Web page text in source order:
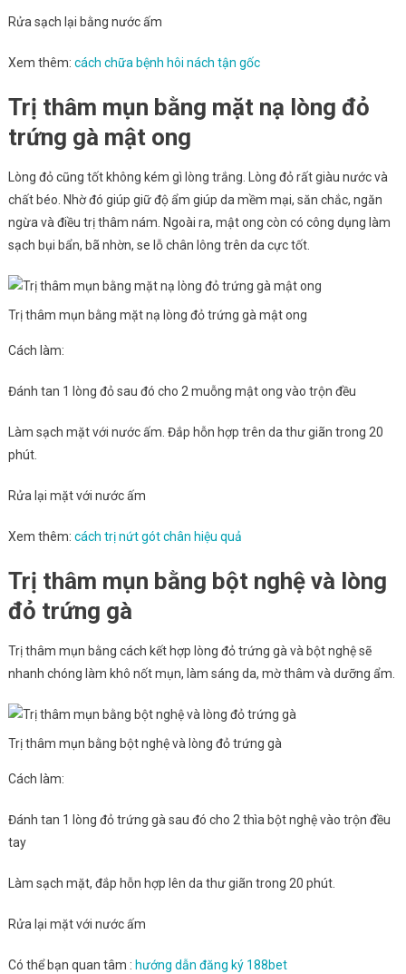
Rửa sạch lại bằng nước ấm
Xem thêm: cách chữa bệnh hôi nách tận gốc
Trị thâm mụn bằng mặt nạ lòng đỏ
trứng gà mật ong
Lòng đỏ cũng tốt không kém gì lòng trắng. Lòng đỏ rất giàu nước và
chất béo. Nhờ đó giúp giữ độ ẩm giúp da mềm mại, săn chắc, ngăn
ngừa và điều trị thâm nám. Ngoài ra, mật ong còn có công dụng làm
sạch bụi bẩn, bã nhờn, se lỗ chân lông trên da cực tốt.
Trị thâm mụn bằng mặt nạ lòng đỏ trứng gà mật ong
Cách làm:
Đánh tan 1 lòng đỏ sau đó cho 2 muỗng mật ong vào trộn đều
Làm sạch mặt với nước ấm. Đắp hỗn hợp trên da thư giãn trong 20
phút.
Rửa lại mặt với nước ấm
Xem thêm: cách trị nứt gót chân hiệu quả
Trị thâm mụn bằng bột nghệ và lòng
đỏ trứng gà
Trị thâm mụn bằng cách kết hợp lòng đỏ trứng gà và bột nghệ sẽ
nhanh chóng làm khô nốt mụn, làm sáng da, mờ thâm và dưỡng ẩm.
Trị thâm mụn bằng bột nghệ và lòng đỏ trứng gà
Cách làm:
Đánh tan 1 lòng đỏ trứng gà sau đó cho 2 thìa bột nghệ vào trộn đều
tay
Làm sạch mặt, đắp hỗn hợp lên da thư giãn trong 20 phút.
Rửa lại mặt với nước ấm
Có thể bạn quan tâm : hướng dẫn đăng ký 188bet